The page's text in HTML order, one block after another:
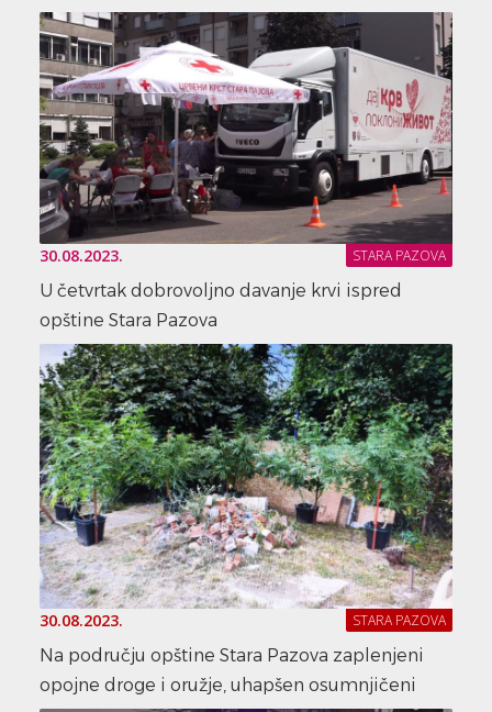
30.08.2023. STARA PAZOVA
U četvrtak dobrovoljno davanje krvi ispred
opštine Stara Pazova
30.08.2023. STARA PAZOVA
Na području opštine Stara Pazova zaplenjeni
opojne droge i oružje, uhapšen osumnjičeni